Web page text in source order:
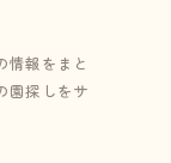
情報をまと
園探しをサ